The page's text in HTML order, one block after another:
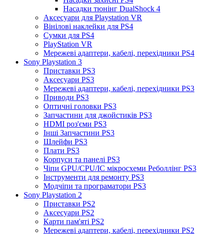
Насадки тюнінг DualShock 4
Аксесуари для Playstation VR
Вінілові наклейки для PS4
Сумки для PS4
PlayStation VR
Мережеві адаптери, кабелі, перехідники PS4
Sony Playstation 3
Приставки PS3
Аксесуари PS3
Мережеві адаптери, кабелі, перехідники PS3
Приводи PS3
Оптичні головки PS3
Запчастини для джойстиків PS3
HDMI роз'єми PS3
Інші Запчастини PS3
Шлейфи PS3
Плати PS3
Корпуси та панелі PS3
Чіпи GPU/CPU/IC мікросхеми Реболлінг PS3
Інструменти для ремонту PS3
Модчіпи та програматори PS3
Sony Playstation 2
Приставки PS2
Аксесуари PS2
Карти пам'яті PS2
Мережеві адаптери, кабелі, перехідники PS2